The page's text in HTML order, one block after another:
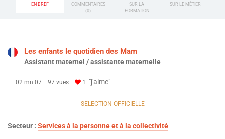
EN BREF
COMMENTAIRES
(0)
SUR LA
FORMATION
SUR LE MÉTIER
Les enfants le quotidien des Mam
Assistant maternel / assistante maternelle
02 mn 07 97 vues 1 "j'aime"
SELECTION OFFICIELLE
Secteur : Services à la personne et à la collectivité